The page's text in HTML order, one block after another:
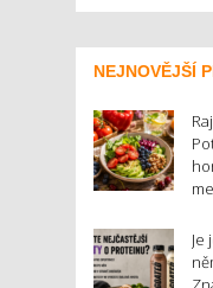
NEJNOVĚJŠÍ